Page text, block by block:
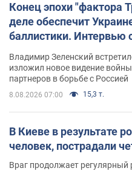
Конец эпохи "фактора
деле обеспечит
баллистики. Интервью
Владимир Зеленский
изложил новое видение
партнеров в борьбе с Россией
8.08.2026 07:00 15,3 т.
В Киеве в результате
человек, пострадали
Враг продолжает регулярный